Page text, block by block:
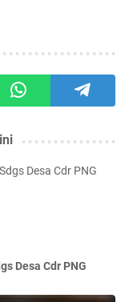
Desa Cdr PNG